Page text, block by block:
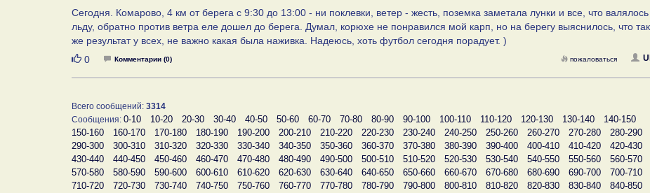
Сегодня. Комарово, 4 км от берега с 9:30 до 13:00 - ни поклевки, ветер - жесть, поземка заметала лунки и все, что
льду, обратно против ветра еле дошел до берега. Думал, корюхе не понравился мой карп, но на берегу выяснилось, что
же результат у всех, не важно какая была наживка. Надеюсь, хоть футбол сегодня порадует. )
Нравится
0 Комментарии (0) пожаловаться
Всего сообщений: 3314
Сообщения: 0-10 10-20 20-30 30-40 40-50 50-60 60-70 70-80 80-90 90-100 100-110 110-120 120-130 130-140
140-150
150-160
160-170 170-180 180-190 190-200 200-210 210-220 220-230 230-240 240-250 250-260 260-270 270-280
280-290
290-300
300-310 310-320 320-330 330-340 340-350 350-360 360-370 370-380 380-390 390-400 400-410 410-420
420-430
430-440
440-450 450-460 460-470 470-480 480-490 490-500 500-510 510-520 520-530 530-540 540-550 550-560
560-570
570-580
580-590 590-600 600-610 610-620 620-630 630-640 640-650 650-660 660-670 670-680 680-690 690-700
700-710
710-720
720-730 730-740 740-750 750-760 760-770 770-780 780-790 790-800 800-810 810-820 820-830 830-840
840-850